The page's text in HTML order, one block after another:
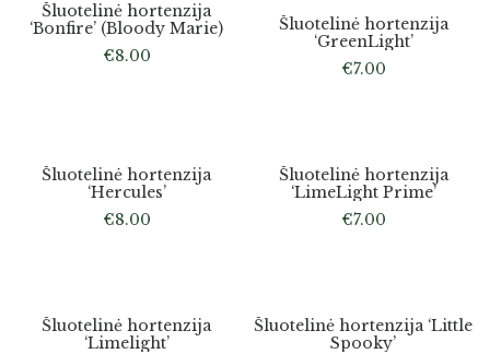
Šluotelinė hortenzija
‘Bonfire’ (Bloody Marie)
€8.00
Medelyne
Šluotelinė hortenzija
‘GreenLight’
€7.00
Šluotelinė hortenzija
‘Hercules’
€8.00
Medelyne
Šluotelinė hortenzija
‘LimeLight Prime’
€7.00
Šluotelinė hortenzija
‘Limelight’
Šluotelinė hortenzija ‘Little
Spooky’